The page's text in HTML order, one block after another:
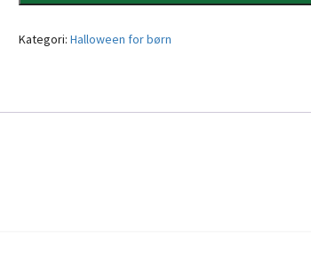
Kategori: Halloween for børn